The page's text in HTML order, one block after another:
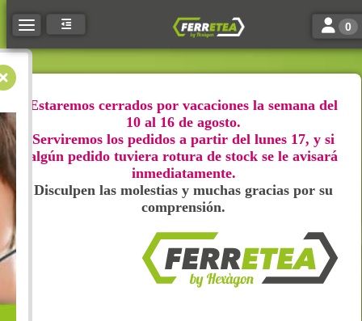
Toggle navigation Toggle
0
Estaremos cerrados por vacaciones la semana del
10 al 16 de agosto.
Serviremos los pedidos a partir del lunes 17, y si
algún pedido tuviera rotura de stock se le avisará
inmediatamente.
Disculpen las molestias y muchas gracias por su
comprensión.